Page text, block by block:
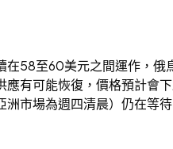
在58至60美元之間運作，俄
應有可能恢復，價格預計會
洲市場為週四清晨）仍在等